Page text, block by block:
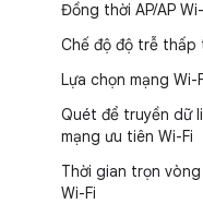
Đồng thời AP/AP
Chế độ độ trễ thấp
Lựa chọn mạng Wi-
Quét để truyền dữ
mạng ưu tiên Wi-Fi
Thời gian trọn vòng
Wi-Fi